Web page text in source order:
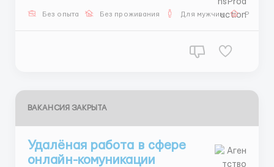
Координировать встречи. 💰 Предоставлять
Без опыта Без проживания Для мужчин Работа
ВАКАНСИЯ ЗАКРЫТА
Удалёная работа в сфере
онлайн-комуникации